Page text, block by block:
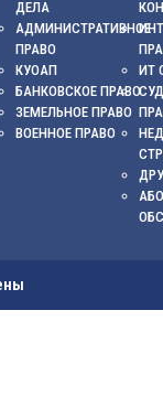
ДЕЛА
АДМИНИСТРАТИВНОЕ
ПРАВО
КУОАП
БАНКОВСКОЕ ПРАВО
ЗЕМЕЛЬНОЕ ПРАВО
ВОЕННОЕ ПРАВО
ИТ